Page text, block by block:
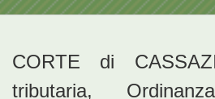
CORTE di
tributaria,